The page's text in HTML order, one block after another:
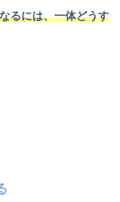
るには、一体どうす